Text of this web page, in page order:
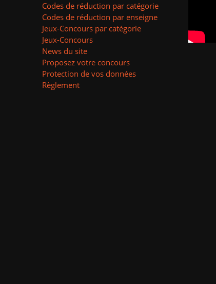
Codes de réduction par catégorie
Codes de réduction par enseigne
Jeux-Concours par catégorie
Jeux-Concours
News du site
Proposez votre concours
Protection de vos données
Règlement